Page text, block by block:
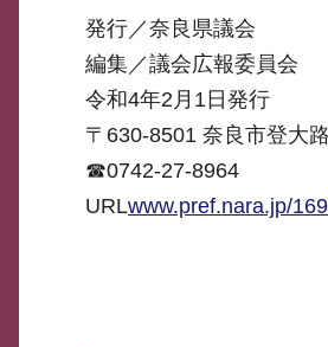
発行／奈良県議会
編集／議会広報委員会
令和4年2月1日発行
〒630-8501 奈良市登大
☎0742-27-8964
URLwww.pref.nara.jp/